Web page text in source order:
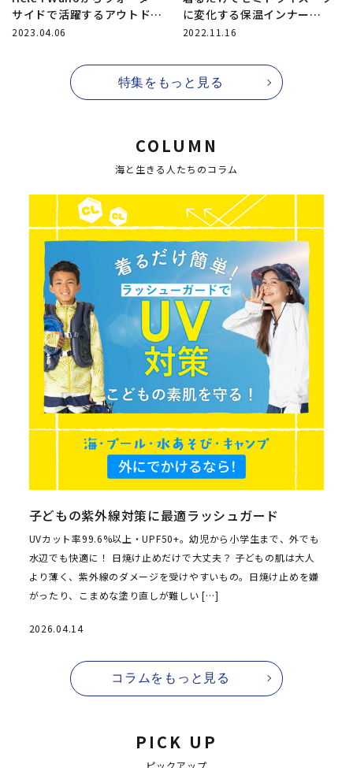
サイドで活躍するアウトドア
ラインORANGE Labelがちょ
2023.04.06
に変化する保温インナー
「World Dive イージードライ
2022.11.16
特集をもっと見る
COLUMN
海と生きる人たちのコラム
子どもの紫外線対策に最適ラッシュガード
UVカット率99.6%以上・UPF50+。幼児から小学生まで、外でも
水辺でも快適に！ 日焼け止めだけで大丈夫？ 子どもの肌は大人
より薄く、紫外線のダメージを受けやすいもの。日焼け止めを嫌
がったり、こまめな塗り直しが難しい […]
2026.04.14
コラムをもっと見る
PICK UP
ピックアップ